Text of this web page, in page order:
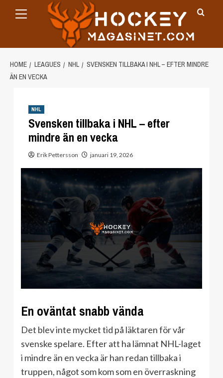
Menu
HOME LEAGUES NHL
SVENSKEN TILLBAKA I NHL – EFTER MINDRE
ÄN EN VECKA
NHL
Svensken tillbaka i NHL – efter
mindre än en vecka
Erik Pettersson januari 19, 2026
En oväntat snabb vända
Det blev inte mycket tid på läktaren för vår
svenske spelare. Efter att ha lämnat NHL-laget
i mindre än en vecka är han redan tillbaka i
truppen, något som kom som en överraskning